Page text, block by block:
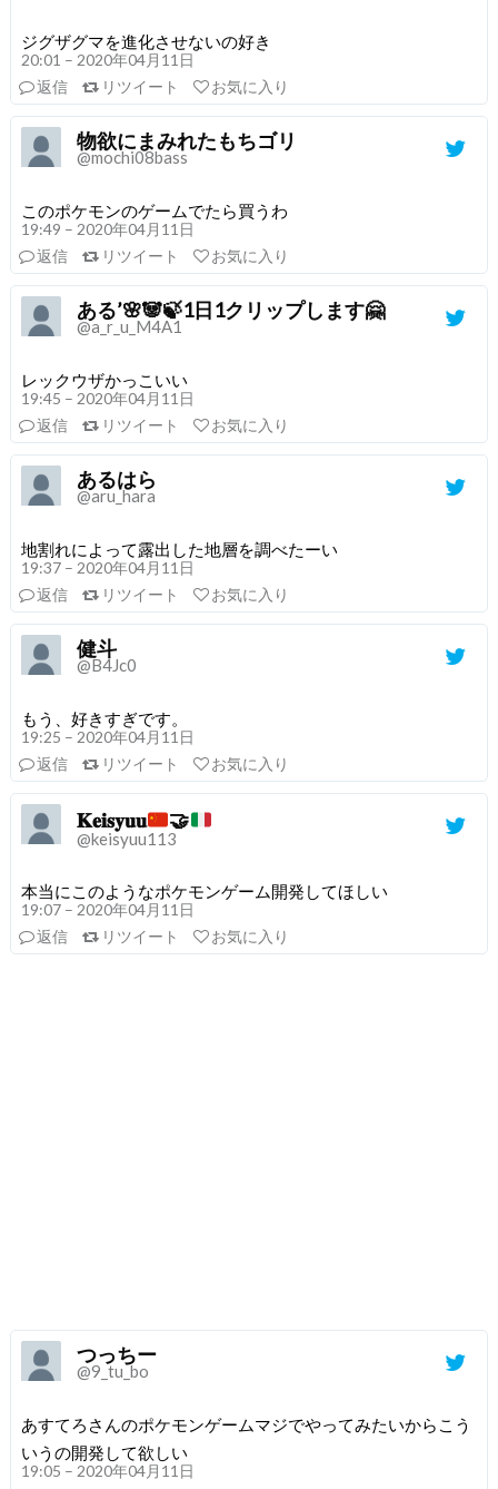
ジグザグマを進化させないの好き
20:01 – 2020年04月11日
返信
リツイート お気に入り
物欲にまみれたもちゴリ
@mochi08bass
このポケモンのゲームでたら買うわ
19:49 – 2020年04月11日
返信
リツイート お気に入り
ある’🌸🐼🍃1日1クリップします🤗
@a_r_u_M4A1
レックウザかっこいい
19:45 – 2020年04月11日
返信
リツイート お気に入り
あるはら
@aru_hara
地割れによって露出した地層を調べたーい
19:37 – 2020年04月11日
返信
リツイート お気に入り
健斗
@B4Jc0
もう、好きすぎです。
19:25 – 2020年04月11日
返信
リツイート お気に入り
𝐊𝐞𝐢𝐬𝐲𝐮𝐮 🤝
@keisyuu113
本当にこのようなポケモンゲーム開発してほしい
19:07 – 2020年04月11日
返信
リツイート お気に入り
つっちー
@9_tu_bo
あすてろさんのポケモンゲームマジでやってみたいからこう
いうの開発して欲しい
19:05 – 2020年04月11日